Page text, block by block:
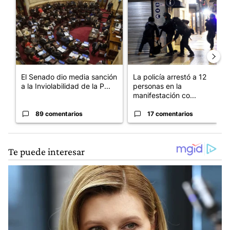
El Senado dio media sanción
a la Inviolabilidad de la P...
89 comentarios
La policía arrestó a 12
personas en la
manifestación co...
17 comentarios